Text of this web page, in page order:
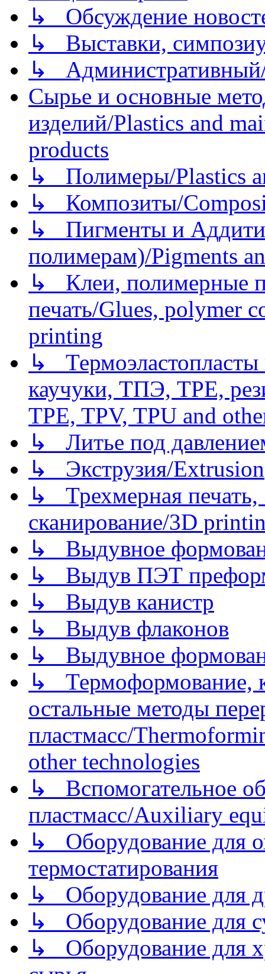
↳ Обсуждение
↳ Выставки,
↳
Сырье и основные
изделий/Plastics and
products
↳ Полимеры/Plastics
↳ Композиты/
↳ Пигменты и
полимерам)/Pigments
↳ Клеи, полимерные
печать/Glues, polymer
printing
↳
каучуки, ТПЭ, TPE,
TPE, TPV, TPU and
↳ Литье под
↳ Экструзия/Extrusion
↳ Трехмерная
сканирование/3D
↳ Выдувное
↳ Выдув ПЭТ
↳ Выдув канистр
↳ Выдув флаконов
↳ Выдувное
↳ Термоформование,
остальные методы
пластмасс/
other technologies
↳ Вспомогательное
пластмасс/Auxiliary
↳ Оборудование для
термостатирования
↳ Оборудование для
↳ Оборудование для
↳ Оборудование для